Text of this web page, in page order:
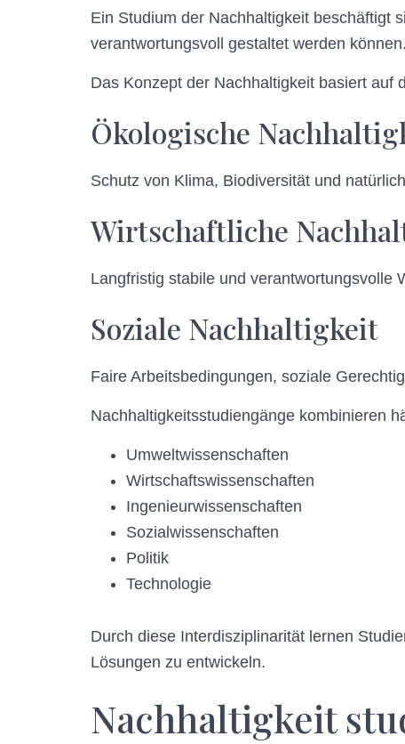
Ein Studium der Nachhaltigkeit beschäftigt
verantwortungsvoll gestaltet werden können.
Das Konzept der Nachhaltigkeit basiert auf
Ökologische
Schutz von Klima, Biodiversität und
Wirtschaftliche
Langfristig stabile und verantwortungsvolle
Soziale Nachhaltigkeit
Faire Arbeitsbedingungen, soziale
Nachhaltigkeitsstudiengänge kombinieren
Umweltwissenschaften
Wirtschaftswissenschaften
Ingenieurwissenschaften
Sozialwissenschaften
Politik
Technologie
Durch diese Interdisziplinarität lernen
Lösungen zu entwickeln.
Nachhaltigkeit